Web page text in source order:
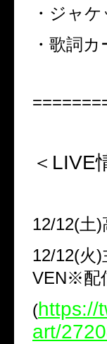
・ジャケ
・歌詞カ
＜LIVE
12/12(土)
12/12(火)
VEN※配
(https://
art/